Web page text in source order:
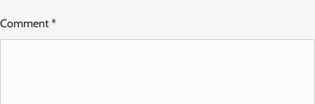
Comment*